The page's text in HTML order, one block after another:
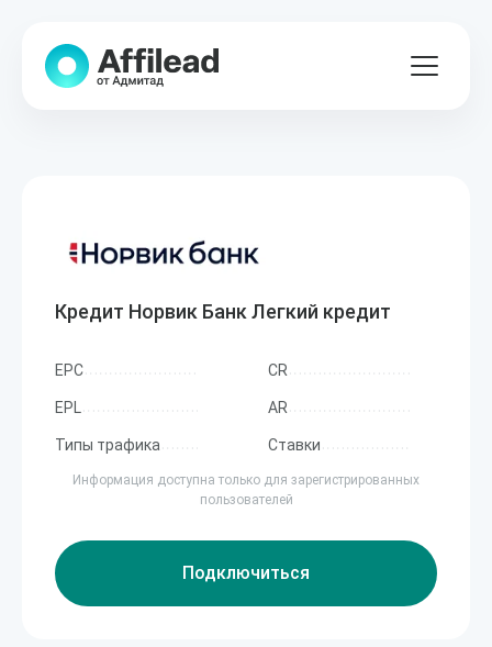
Кредит Норвик Банк Легкий кредит
EPC CR
EPL AR
Типы трафика Ставки
Информация доступна только для зарегистрированных
пользователей
Подключиться